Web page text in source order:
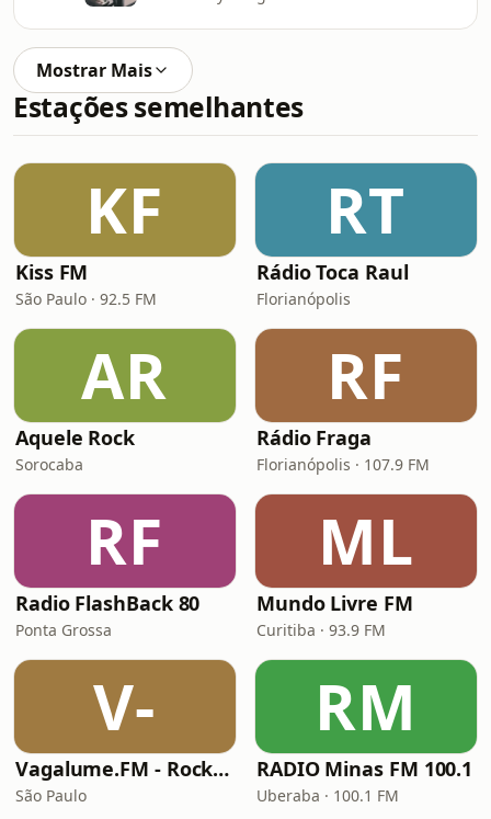
Mostrar Mais
Estações semelhantes
KF
Kiss FM
São Paulo · 92.5 FM
RT
Rádio Toca Raul
Florianópolis
AR
Aquele Rock
Sorocaba
RF
Rádio Fraga
Florianópolis · 107.9 FM
RF
Radio FlashBack 80
Ponta Grossa
ML
Mundo Livre FM
Curitiba · 93.9 FM
V-
Vagalume.FM - Rock Clássico
São Paulo
RM
RADIO Minas FM 100.1
Uberaba · 100.1 FM